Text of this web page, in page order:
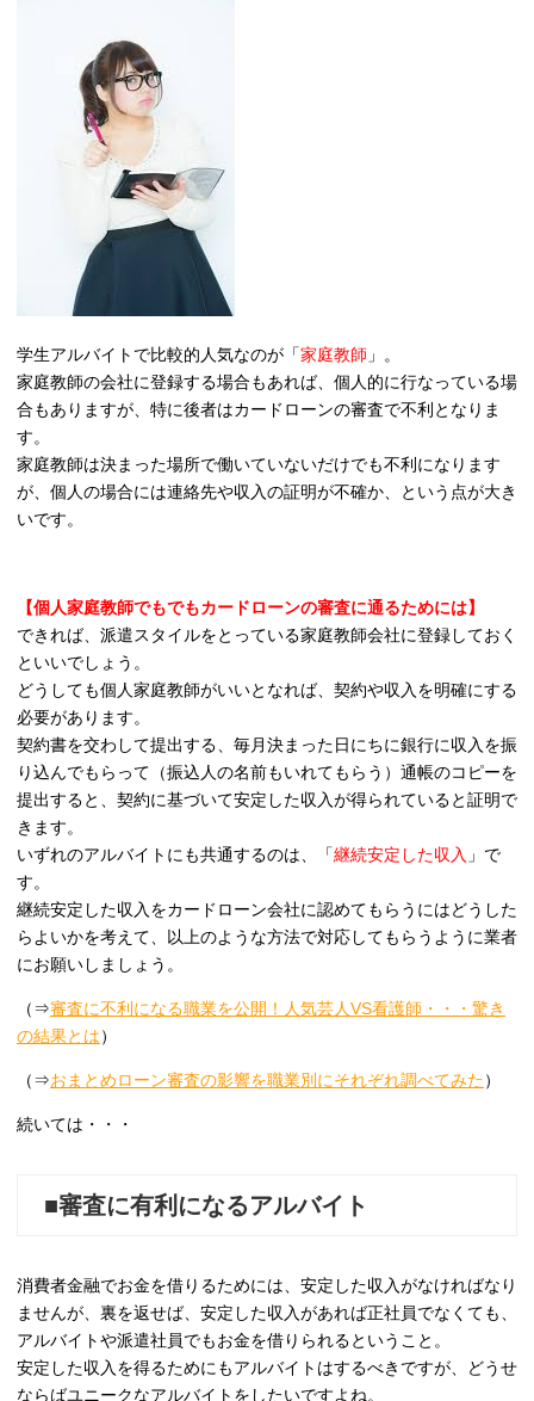
学生アルバイトで比較的人気なのが「家庭教師 」。
家庭教師の会社に登録する場合もあれば、個人的に行なっている場
合もありますが、特に後者はカードローンの審査で不利となりま
す。
家庭教師は決まった場所で働いていないだけでも不利になります
が、個人の場合には連絡先や収入の証明が不確か、という点が大き
いです。
【個人家庭教師でもでもカードローンの審査に通るためには】
できれば、派遣スタイルをとっている家庭教師会社に登録しておく
といいでしょう。
どうしても個人家庭教師がいいとなれば、契約や収入を明確にする
必要があります。
契約書を交わして提出する、毎月決まった日にちに銀行に収入を振
り込んでもらって（振込人の名前もいれてもらう）通帳のコピーを
提出すると、契約に基づいて安定した収入が得られていると証明で
きます。
いずれのアルバイトにも共通するのは、「継続安定した収入 」で
す。
継続安定した収入をカードローン会社に認めてもらうにはどうした
らよいかを考えて、以上のような方法で対応してもらうように業者
にお願いしましょう。
（⇒審査に不利になる職業を公開！人気芸人VS看護師・・・驚き
の結果とは）
（⇒おまとめローン審査の影響を職業別にそれぞれ調べてみた）
続いては・・・
■審査に有利になるアルバイト
消費者金融でお金を借りるためには、安定した収入がなければなり
ませんが、裏を返せば、安定した収入があれば正社員でなくても、
アルバイトや派遣社員でもお金を借りられるということ。
安定した収入を得るためにもアルバイトはするべきですが、どうせ
ならばユニークなアルバイトをしたいですよね。